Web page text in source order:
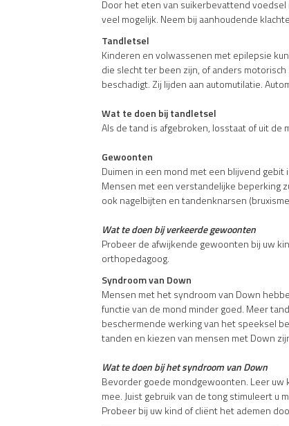
Door het eten van suikerbevattend voedsel
veel mogelijk. Neem bij aanhoudende
Tandletsel
Kinderen en volwassenen met epilepsie
die slecht ter been zijn, of anders
beschadigt. Zij lijden aan automutilatie.
Wat te doen bij tandletsel
Als de tand is afgebroken, losstaat of uit de
Gewoonten
Duimen in een mond met een blijvend
Mensen met een verstandelijke beperking
ook nagelbijten en tandenknarsen
Wat te doen bij verkeerde gewoonten
Probeer de afwijkende gewoonten bij uw
orthopedagoog.
Syndroom van Down
Mensen met het syndroom van Down
functie van de mond minder goed. Meer
beschermende werking van het speeksel
tanden en kiezen van mensen met Down
Wat te doen bij het syndroom van Down
Bevorder goede mondgewoonten. Leer uw
mee. Juist gebruik van de tong stimuleert u
Probeer bij uw kind of cliënt het ademen